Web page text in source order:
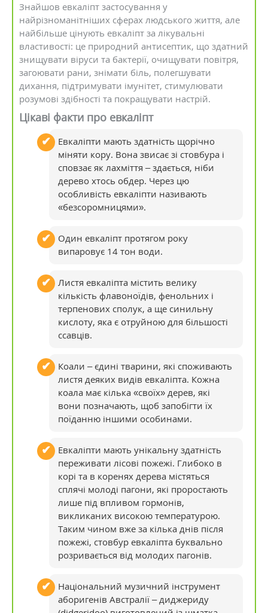
Знайшов евкаліпт застосування у
найрізноманітніших сферах людського життя, але
найбільше цінують евкаліпт за лікувальні
властивості: це природний антисептик, що здатний
знищувати віруси та бактерії, очищувати повітря,
загоювати рани, знімати біль, полегшувати
дихання, підтримувати імунітет, стимулювати
розумові здібності та покращувати настрій.
Цікаві факти про евкаліпт
Евкаліпти мають здатність щорічно
міняти кору. Вона звисає зі стовбура і
сповзає як лахміття – здається, ніби
дерево хтось обдер. Через цю
особливість евкаліпти називають
«безсоромницями».
Один евкаліпт протягом року
випаровує 14 тон води.
Листя евкаліпта містить велику
кількість флавоноїдів, фенольних і
терпенових сполук, а ще синильну
кислоту, яка є отруйною для більшості
ссавців.
Коали – єдині тварини, які споживають
листя деяких видів евкаліпта. Кожна
коала має кілька «своїх» дерев, які
вони позначають, щоб запобігти їх
поїданню іншими особинами.
Евкаліпти мають унікальну здатність
переживати лісові пожежі. Глибоко в
корі та в коренях дерева містяться
сплячі молоді пагони, які проростають
лише під впливом гормонів,
викликаних високою температурою.
Таким чином вже за кілька днів після
пожежі, стовбур евкаліпта буквально
розривається від молодих пагонів.
Національний музичний інструмент
аборигенів Австралії – диджериду